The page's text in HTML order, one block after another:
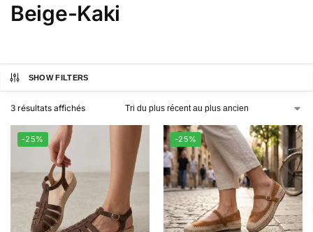
Beige-Kaki
SHOW FILTERS
3 résultats affichés
-25% -25%